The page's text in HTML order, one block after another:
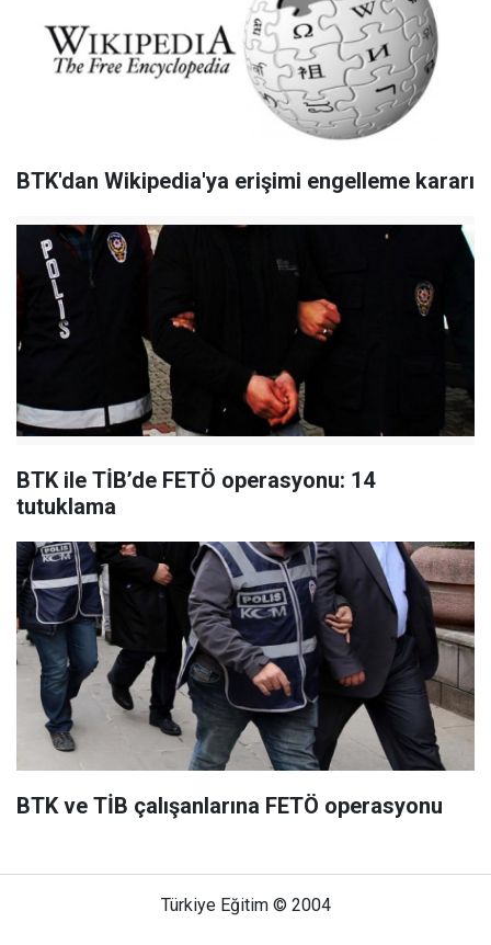
BTK'dan Wikipedia'ya erişimi engelleme kararı
BTK ile TİB’de FETÖ operasyonu: 14
tutuklama
BTK ve TİB çalışanlarına FETÖ operasyonu
Türkiye Eğitim © 2004